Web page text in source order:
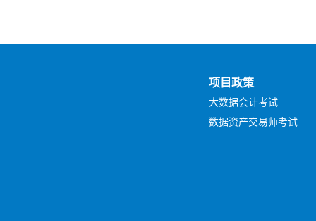
项目政策
大数据会计考试
数据资产交易师考试